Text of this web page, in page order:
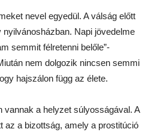
nevel egyedül. A válság előtt
nyilvánosházban. Napi jövedelme
semmit félretenni belőle”-
nem dolgozik nincsen semmi
hajszálon függ az élete.
vannak a helyzet súlyosságával. A
az a bizottság, amely a prostitúció